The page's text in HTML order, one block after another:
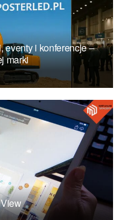
eventy i konferencje –
marki